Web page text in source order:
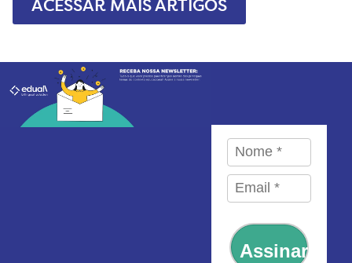
ACESSAR MAIS ARTIGOS
Assinar